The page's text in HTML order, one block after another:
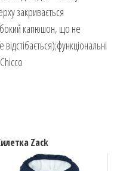
закривається
капюшон, що не
Zack